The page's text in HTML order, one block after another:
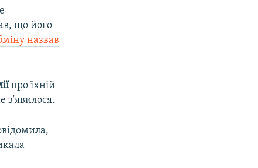
що його
назвав
про їхній
з'явилося.